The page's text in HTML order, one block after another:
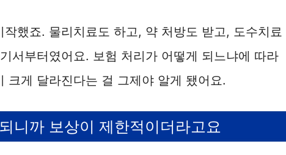
했죠. 물리치료도 하고, 약 처방도 받고, 도수치료
서부터였어요. 보험 처리가 어떻게 되느냐에 따라
크게 달라진다는 걸 그제야 알게 됐어요.
니까 보상이 제한적이더라고요